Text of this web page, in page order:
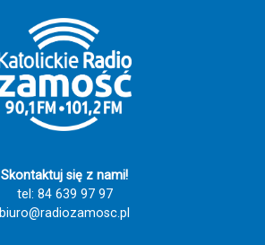
Skontaktuj się z nami!
tel: 84 639 97 97
biuro@radiozamosc.pl